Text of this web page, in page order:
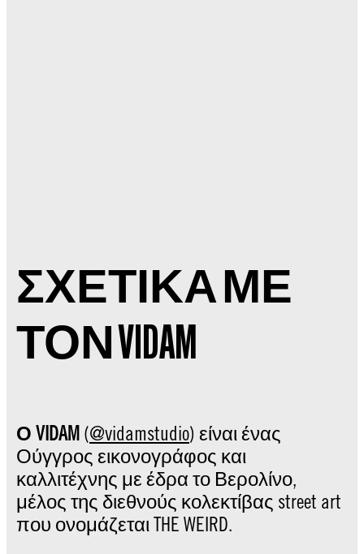
ΣΧΕΤΙΚΑ ΜΕ
ΤΟΝ VIDAM
Ο VIDAM (@vidamstudio) είναι ένας
Ούγγρος εικονογράφος και
καλλιτέχνης με έδρα το Βερολίνο,
μέλος της διεθνούς κολεκτίβας street art
που ονομάζεται THE WEIRD.